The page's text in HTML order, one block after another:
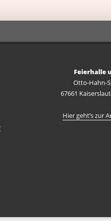
Feierhalle
Otto-Hahn-
67661
Hier geht’s zur